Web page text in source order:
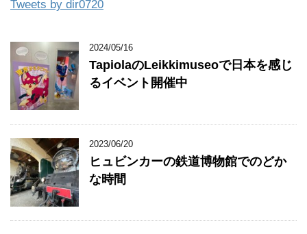
Tweets by dir0720
2024/05/16
TapiolaのLeikkimuseoで日本を感じ
るイベント開催中
2023/06/20
ヒュビンカーの鉄道博物館でのどか
な時間